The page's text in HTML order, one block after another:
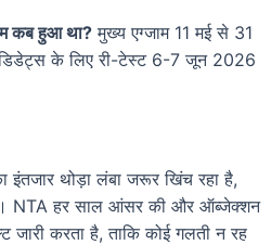
कब हुआ था? मुख्य एग्जाम 11 मई से 31
के लिए री-टेस्ट 6-7 जून 2026
थोड़ा लंबा जरूर खिंच रहा है,
NTA हर साल आंसर की और ऑब्जेक्शन
जारी करता है, ताकि कोई गलती न रह